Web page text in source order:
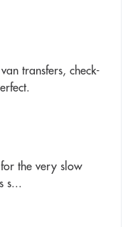
transfers, check-
the very slow
s...